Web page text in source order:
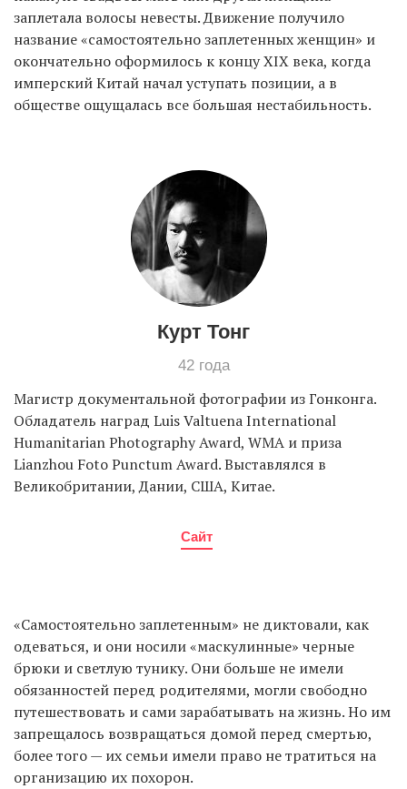
заплетала волосы невесты. Движение получило
название «самостоятельно заплетенных женщин» и
окончательно оформилось к концу XIX века, когда
имперский Китай начал уступать позиции, а в
обществе ощущалась все большая нестабильность.
Курт Тонг
42 года
Магистр документальной фотографии из Гонконга.
Обладатель наград Luis Valtuena International
Humanitarian Photography Award, WMA и приза
Lianzhou Foto Punctum Award. Выставлялся в
Великобритании, Дании, США, Китае.
Сайт
«Самостоятельно заплетенным» не диктовали, как
одеваться, и они носили «маскулинные» черные
брюки и светлую тунику. Они больше не имели
обязанностей перед родителями, могли свободно
путешествовать и сами зарабатывать на жизнь. Но им
запрещалось возвращаться домой перед смертью,
более того — их семьи имели право не тратиться на
организацию их похорон.